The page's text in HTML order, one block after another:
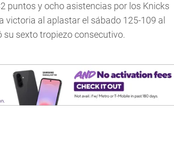
puntos y ocho asistencias por los Knicks
victoria al aplastar el sábado 125-109 al
su sexto tropiezo consecutivo.